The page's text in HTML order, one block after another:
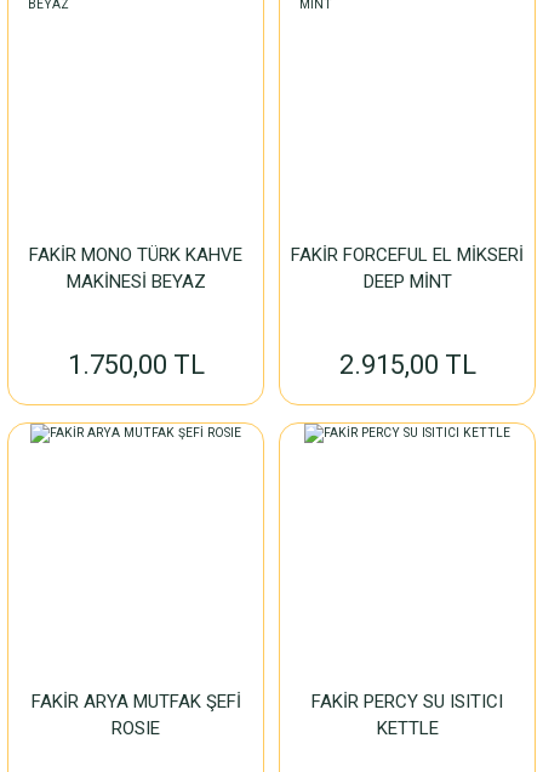
FAKİR MONO TÜRK KAHVE
MAKİNESİ BEYAZ
1.750,00 TL
FAKİR FORCEFUL EL MİKSERİ
DEEP MİNT
2.915,00 TL
FAKİR ARYA MUTFAK ŞEFİ
ROSIE
FAKİR PERCY SU ISITICI
KETTLE